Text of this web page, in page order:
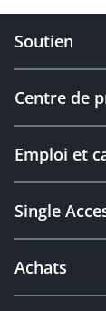
Soutien
Centre de
Emploi et
Single
Achats